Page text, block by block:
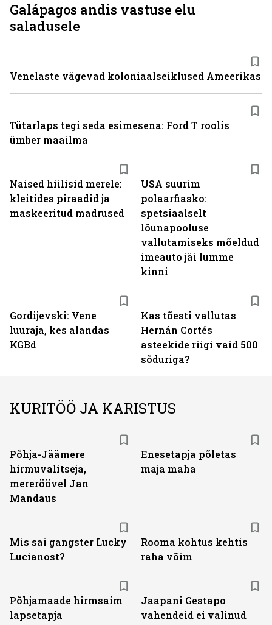
Naised hiilisid merele:
kleitides piraadid ja
maskeeritud madrused
USA suurim
polaarfiasko:
spetsiaalselt
lõunapooluse
vallutamiseks mõeldud
imeauto jäi lumme
kinni
Gordijevski: Vene
luuraja, kes alandas
KGBd
Kas tõesti vallutas
Hernán Cortés
asteekide riigi vaid 500
sõduriga?
Galápagos andis vastuse elu
saladusele
Venelaste vägevad koloniaalseiklused Ameerikas
Tütarlaps tegi seda esimesena: Ford T roolis
ümber maailma
KURITÖÖ JA KARISTUS
Põhja-Jäämere
hirmuvalitseja,
mereröövel Jan
Mandaus
Enesetapja põletas
maja maha
Mis sai gangster Lucky
Lucianost?
Rooma kohtus kehtis
raha võim
Põhjamaade hirmsaim
lapsetapja
Jaapani Gestapo
vahendeid ei valinud